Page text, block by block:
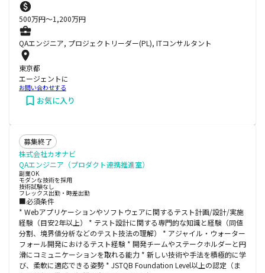
500万円〜1,200万円
QAエンジニア, プロジェクトリーダー(PL), ITコンサルタント
東京都
エージェントに
お問い合わせする
お気に入り
募集終了
株式会社カオナビ
QAエンジニア（プロダクト連携推進室）
副業OK
モダンな技術を採用
技術試験なし
フレックス出勤・時差出勤
■必須条件
* Webアプリケーションやソフトウェアに関するテスト計画/設計/実施
経験（目安2年以上） * テスト設計に関する専門的な知識と経験（同値
分割、境界値分析などのテスト技法の理解） * アジャイル・ウォーター
フォール開発におけるテスト経験 * 開発チームやステークホルダーと円
滑にコミュニケーションを取れる能力 * 新しい技術や手法を積極的に学
び、柔軟に適応できる姿勢 * JSTQB Foundation Level以上の認定（ま